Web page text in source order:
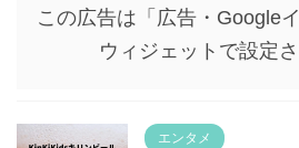
この広告は「広告・Google
ウィジェットで設定
エンタメ